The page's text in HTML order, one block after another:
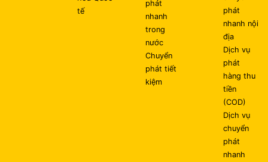
tế
phát
nhanh
trong
nước
Chuyển
phát tiết
kiệm
phát
nhanh nội
địa
Dịch vụ
phát
hàng thu
tiền
(COD)
Dịch vụ
chuyển
phát
nhanh